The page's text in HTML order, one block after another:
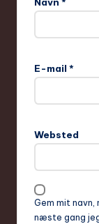
E-mail *
Websted
Gem mit navn,
næste gang